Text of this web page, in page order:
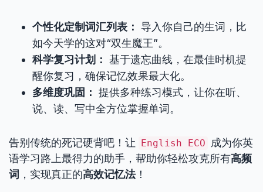
个性化定制词汇列表： 导入你自己的生词，比
如今天学的这对“双生魔王”。
科学复习计划： 基于遗忘曲线，在最佳时机提
醒你复习，确保记忆效果最大化。
多维度巩固： 提供多种练习模式，让你在听、
说、读、写中全方位掌握单词。
告别传统的死记硬背吧！让 English ECO
成为你英
语学习路上最得力的助手，帮助你轻松攻克所有高频
词 ，实现真正的高效记忆法！